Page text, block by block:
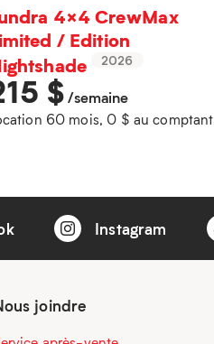
4×4 CrewMax
/ Edition
2026
$ /semaine
60 mois, 0 $ au comptant
Instagram
joindre